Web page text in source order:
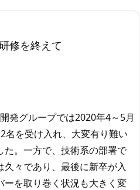
修を終えて
開発グループでは2020年4～5月
名を受け入れ、大変有り難い
。 一方で、技術系の部署で
々であり、最後に新卒が入
を取り巻く状況も大きく変